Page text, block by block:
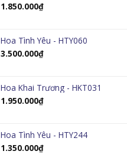
1.850.000₫
Hoa Tình Yêu - HTY060
3.500.000₫
Hoa Khai Trương - HKT031
1.950.000₫
Hoa Tình Yêu - HTY244
1.350.000₫